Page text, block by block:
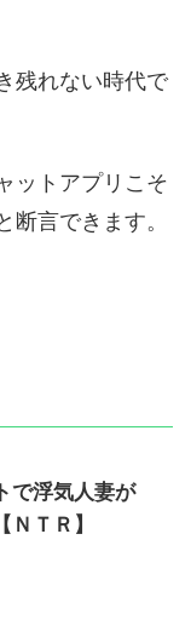
残れない時代で
ットアプリこそ
言できます。
で浮気人妻が
ＴＲ】